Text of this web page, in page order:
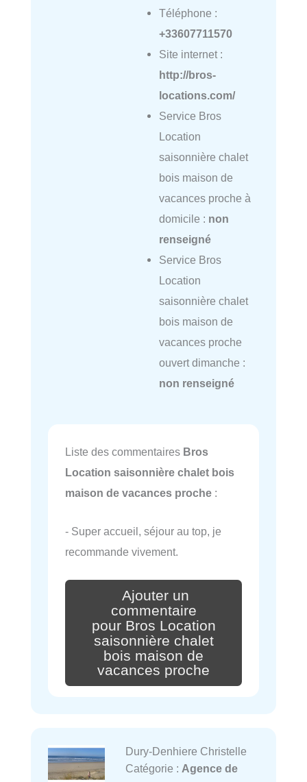
Téléphone :
+33607711570
Site internet :
http://bros-
locations.com/
Service Bros
Location
saisonnière chalet
bois maison de
vacances proche à
domicile : non
renseigné
Service Bros
Location
saisonnière chalet
bois maison de
vacances proche
ouvert dimanche :
non renseigné
Liste des commentaires Bros
Location saisonnière chalet bois
maison de vacances proche :
- Super accueil, séjour au top, je
recommande vivement.
Ajouter un
commentaire
pour Bros Location
saisonnière chalet
bois maison de
vacances proche
Dury-Denhiere Christelle
Catégorie : Agence de